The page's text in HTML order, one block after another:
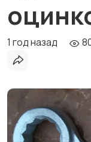
1 год назад